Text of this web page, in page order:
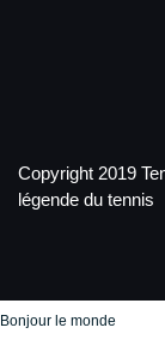
Copyright 2019
légende du tennis
Bonjour le monde